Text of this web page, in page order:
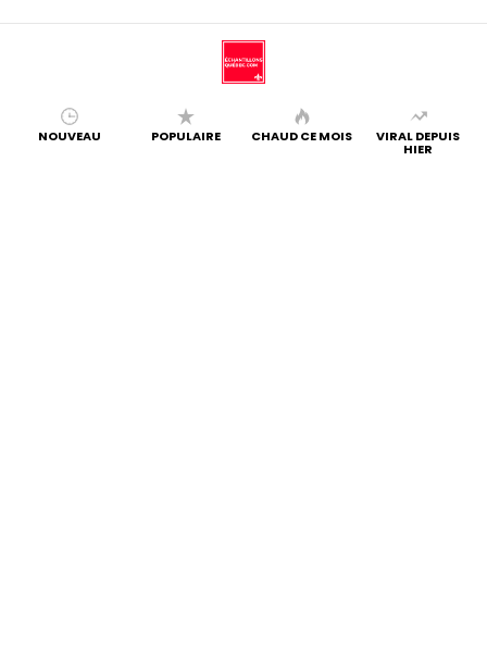
NOUVEAU POPULAIRE CHAUD CE MOIS VIRAL DEPUIS
HIER